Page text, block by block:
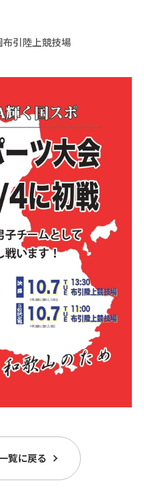
引陸上競技場
覧に戻る